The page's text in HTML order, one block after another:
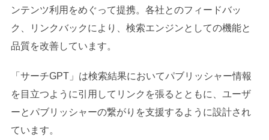
ンテンツ利用をめぐって提携。各社とのフィードバッ
ク、リンクバックにより、検索エンジンとしての機能と
品質を改善しています。
「サーチGPT」は検索結果においてパブリッシャー情報
を目立つように引用してリンクを張るとともに、ユーザ
ーとパブリッシャーの繋がりを支援するように設計され
ています。